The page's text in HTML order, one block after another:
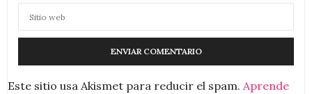
Este sitio usa Akismet para reducir el spam. Aprende